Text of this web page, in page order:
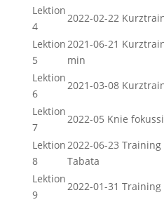
Lektion
4
2022-02-22
Lektion
5
2021-06-21
min
Lektion
6
2021-03-08
Lektion
7
2022-05 Knie
Lektion
8
2022-06-23
Tabata
Lektion
9
2022-01-31